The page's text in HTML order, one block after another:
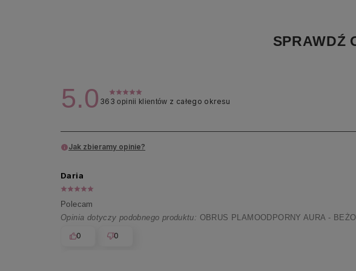
SPRAWDŹ
5.0 363 opinii klientów z całego okresu
Jak zbieramy opinie?
Daria
Polecam
Opinia dotyczy podobnego produktu: OBRUS PLAMOODPORNY AURA -
0 0